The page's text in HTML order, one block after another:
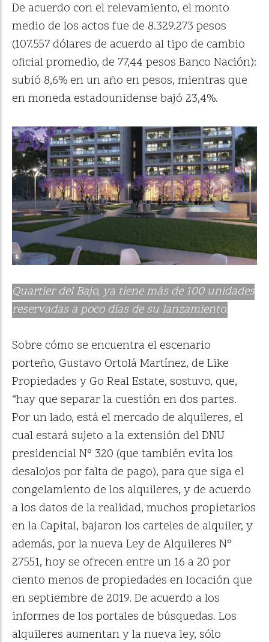
De acuerdo con el relevamiento, el monto
medio de los actos fue de 8.329.273 pesos
(107.557 dólares de acuerdo al tipo de cambio
oficial promedio, de 77,44 pesos Banco Nación):
subió 8,6% en un año en pesos, mientras que
en moneda estadounidense bajó 23,4%.
Quartier del Bajo, ya tiene más de 100 unidades
reservadas a poco días de su lanzamiento.
Sobre cómo se encuentra el escenario
porteño, Gustavo Ortolá Martínez, de Like
Propiedades y Go Real Estate, sostuvo, que,
“hay que separar la cuestión en dos partes.
Por un lado, está el mercado de alquileres, el
cual estará sujeto a la extensión del DNU
presidencial N° 320 (que también evita los
desalojos por falta de pago), para que siga el
congelamiento de los alquileres, y de acuerdo
a los datos de la realidad, muchos propietarios
en la Capital, bajaron los carteles de alquiler, y
además, por la nueva Ley de Alquileres N°
27551, hoy se ofrecen entre un 16 a 20 por
ciento menos de propiedades en locación que
en septiembre de 2019. De acuerdo a los
informes de los portales de búsquedas. Los
alquileres aumentan y la nueva ley, sólo